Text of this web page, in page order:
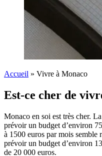
Accueil » Vivre à Monaco
Est-ce cher de
Monaco en soi est très cher.
prévoir un budget d’environ
à 1500 euros par mois semble
prévoir un budget d’environ
de 20 000 euros.